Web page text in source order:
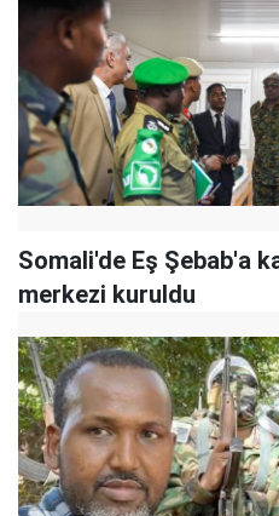
Somali'de Eş Şebab'a
merkezi kuruldu